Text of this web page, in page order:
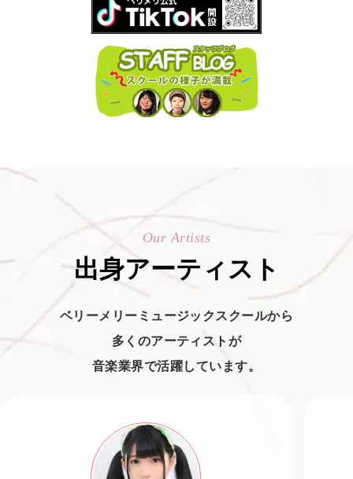
Our Artists
出身アーティスト
ベリーメリーミュージックスクールから
多くのアーティストが
音楽業界で活躍しています。